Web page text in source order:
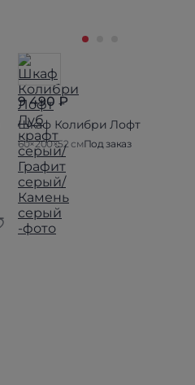
9 490 ₽
Шкаф Колибри Лофт
60×200×52 смПод заказ